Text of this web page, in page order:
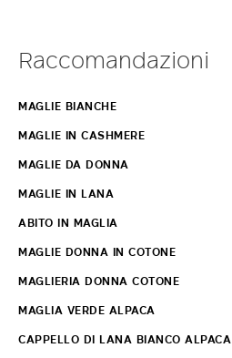
Raccomandazioni
MAGLIE BIANCHE
MAGLIE IN CASHMERE
MAGLIE DA DONNA
MAGLIE IN LANA
ABITO IN MAGLIA
MAGLIE DONNA IN COTONE
MAGLIERIA DONNA COTONE
MAGLIA VERDE ALPACA
CAPPELLO DI LANA BIANCO ALPACA